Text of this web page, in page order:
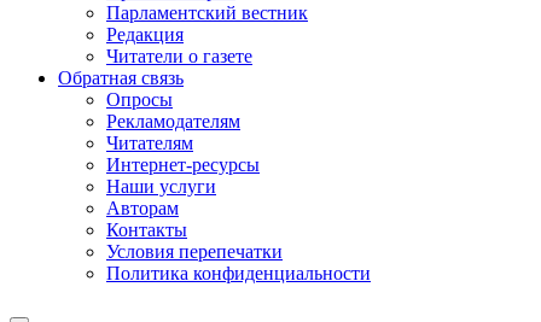
Парламентский вестник
Редакция
Читатели о газете
Обратная связь
Опросы
Рекламодателям
Читателям
Интернет-ресурсы
Наши услуги
Авторам
Контакты
Условия перепечатки
Политика конфиденциальности